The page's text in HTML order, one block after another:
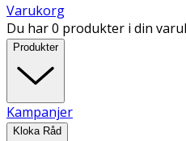
Varukorg
Du har 0 produkter i din
Produkter
Kampanjer
Kloka Råd